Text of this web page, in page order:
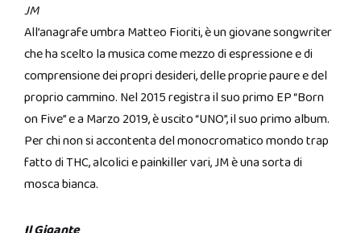
JM
All’anagrafe umbra Matteo Fioriti, è un giovane songwriter
che ha scelto la musica come mezzo di espressione e di
comprensione dei propri desideri, delle proprie paure e del
proprio cammino. Nel 2015 registra il suo primo EP “Born
on Five” e a Marzo 2019, è uscito “UNO”, il suo primo album.
Per chi non si accontenta del monocromatico mondo trap
fatto di THC, alcolici e painkiller vari, JM è una sorta di
mosca bianca.